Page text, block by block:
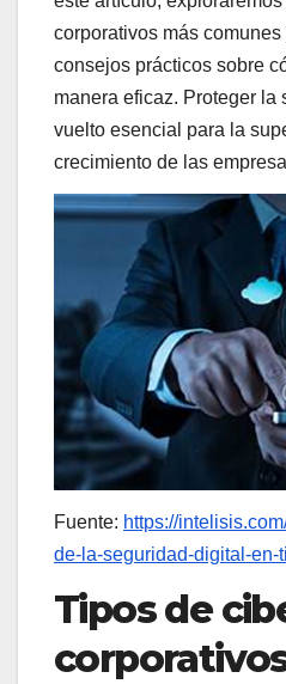
corporativos más
consejos prácticos sobre
manera eficaz. Proteger la
vuelto esencial para la
crecimiento de las
Fuente: https://
de-la-seguridad-digital-en-
Tipos de